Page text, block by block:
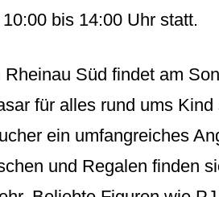
bis 14:00 Uhr statt.
Rheinau Süd findet am
für alles rund ums
ein umfangreiches
und Regalen finden